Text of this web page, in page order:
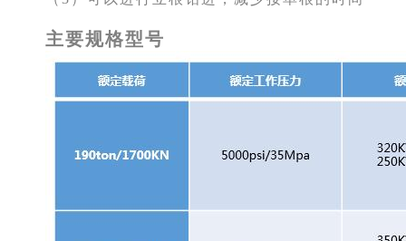
主要规格型号